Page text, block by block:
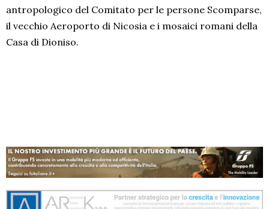
antropologico del Comitato per le persone Scomparse,
il vecchio Aeroporto di Nicosia e i mosaici romani della
Casa di Dioniso.